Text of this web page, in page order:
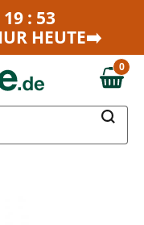
: 53
HEUTE➡️
0,00 €
0